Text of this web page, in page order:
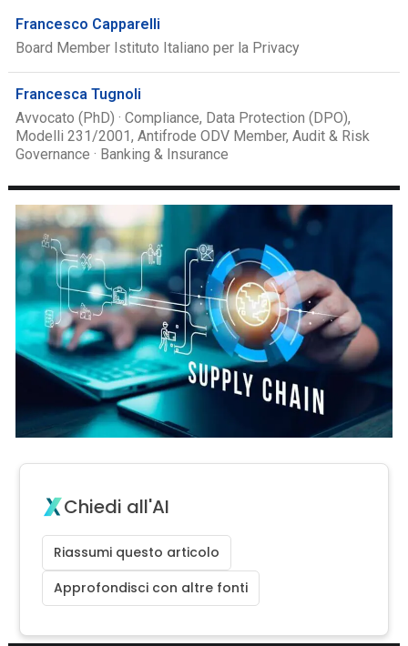
Francesco Capparelli
Board Member Istituto Italiano per la Privacy
Francesca Tugnoli
Avvocato (PhD) · Compliance, Data Protection (DPO),
Modelli 231/2001, Antifrode ODV Member, Audit & Risk
Governance · Banking & Insurance
Chiedi all'AI
Riassumi questo articolo
Approfondisci con altre fonti